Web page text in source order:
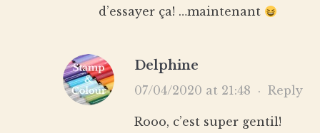
d’essayer ça! …maintenant
Delphine
07/04/2020 at 21:48 · Reply
Rooo, c’est super gentil!